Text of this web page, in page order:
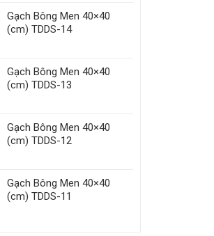
Gạch Bông Men 40×40
(cm) TDDS-14
Gạch Bông Men 40×40
(cm) TDDS-13
Gạch Bông Men 40×40
(cm) TDDS-12
Gạch Bông Men 40×40
(cm) TDDS-11